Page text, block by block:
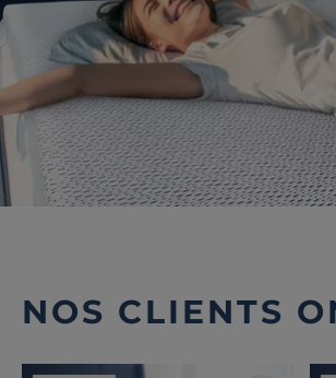
NOS CLIENTS